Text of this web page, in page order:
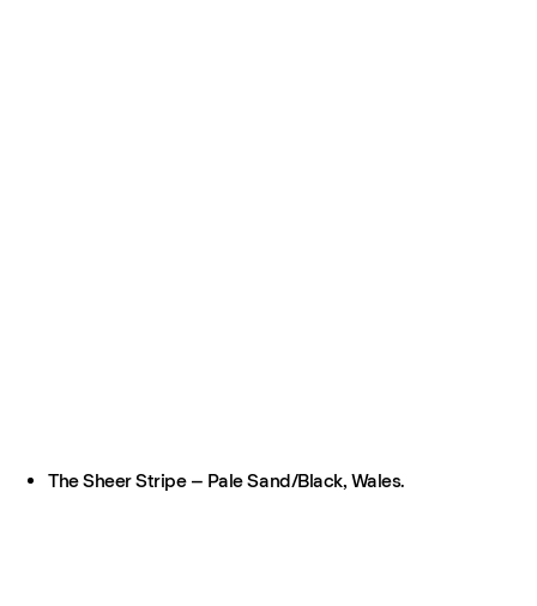
The Sheer Stripe – Pale Sand/Black, Wales.